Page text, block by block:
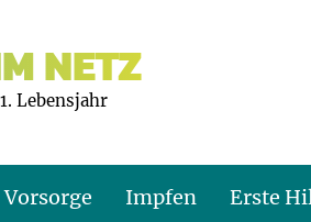
NETZ
Lebensjahr
Vorsorge Impfen Erste